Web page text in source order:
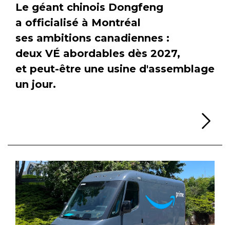
Le géant chinois Dongfeng
a officialisé à Montréal
ses ambitions canadiennes :
deux VÉ abordables dès 2027,
et peut-être une usine d'assemblage
un jour.